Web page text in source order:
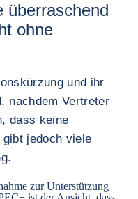
überraschend
ohne
und ihr
nachdem Vertreter
dass keine
jedoch viele
zur Unterstützung